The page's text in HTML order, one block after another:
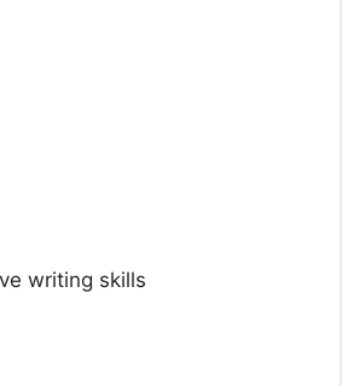
writing skills